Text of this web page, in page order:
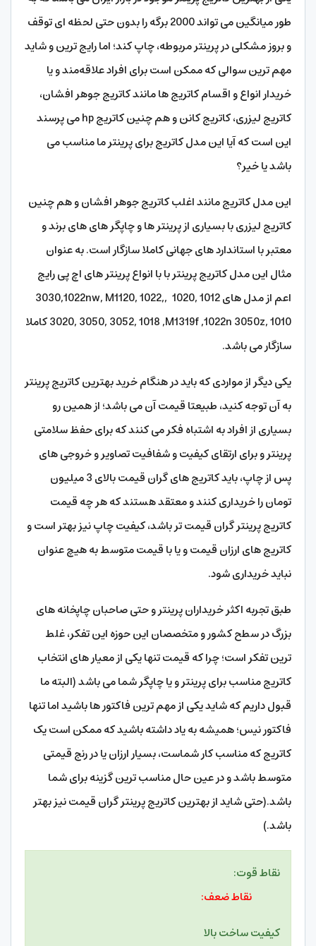
طور میانگین می تواند 2000 برگه را بدون حتی لحظه ای توقف
و بروز مشکلی در پرینتر مربوطه، چاپ کند؛ اما رایج ترین و شاید
مهم ترین سوالی که ممکن است برای افراد علاقه‌مند و یا
خریدار انواع و اقسام کاتریج ها مانند کاتریج جوهر افشان،
کاتریج لیزری، کاتریج کانن و هم چنین کاتریج hp می پرسند
این است که آیا این مدل کاتریج برای پرینتر ما مناسب می
باشد یا خیر؟
این مدل کاتریج مانند اغلب کاتریج جوهر افشان و هم چنین
کاتریج لیزری با بسیاری از پرینتر ها و چاپگر های های برند و
معتبر با استاندارد های جهانی کاملا سازگار است. به عنوان
مثال این مدل کاتریج پرینتر با با انواع پرینتر های اچ پی رایج
اعم از مدل های 1012 ,1020 ,3030,1022nw, M1120, 1022,
3020, 3050, 3052, 1018 ,M1319f ,1022n 3050z, 1010 کاملا
سازگار می باشد.
یکی دیگر از مواردی که باید در هنگام خرید بهترین کاتریج پرینتر
به آن توجه کنید، طبیعتا قیمت آن می باشد؛ از همین رو
بسیاری از افراد به اشتباه فکر می کنند که برای حفظ سلامتی
پرینتر و برای ارتقای کیفیت و شفافیت تصاویر و خروجی های
پس از چاپ، باید کاتریج های گران قیمت بالای 3 میلیون
تومان را خریداری کنند و معتقد هستند که هر چه قیمت
کاتریج پرینتر گران قیمت تر باشد، کیفیت چاپ نیز بهتر است و
کاتریج های ارزان قیمت و یا با قیمت متوسط به هیچ عنوان
نباید خریداری شود.
طبق تجربه اکثر خریداران پرینتر و حتی صاحبان چاپخانه های
بزرگ در سطح کشور و متخصصان این حوزه این تفکر، غلط
ترین تفکر است؛ چرا که قیمت تنها یکی از معیار های انتخاب
کاتریج مناسب برای پرینتر و یا چاپگر شما می باشد (البته ما
قبول داریم که شاید یکی از مهم ترین فاکتور ها باشید اما تنها
فاکتور نیس؛ همیشه به یاد داشته باشید که ممکن است یک
کاتریج که مناسب کار شماست، بسیار ارزان یا در رنج قیمتی
متوسط باشد و در عین حال مناسب ترین گزینه برای شما
باشد.(حتی شاید از بهترین کاتریج پرینتر گران قیمت نیز بهتر
باشد.)
نقاط قوت:
نقاط ضعف:
کیفیت ساخت بالا